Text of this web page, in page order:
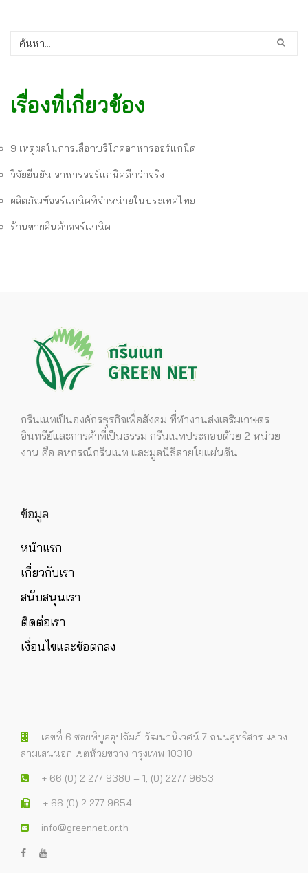
เรื่องที่เกี่ยวข้อง
9 เหตุผลในการเลือกบริโภคอาหารออร์แกนิค
วิจัยยืนยัน อาหารออร์แกนิคดีกว่าจริง
ผลิตภัณฑ์ออร์แกนิคที่จำหน่ายในประเทศไทย
ร้านขายสินค้าออร์แกนิค
กรีนเนทเป็นองค์กรธุรกิจเพื่อสังคม ที่ทำงานส่งเสริมเกษตร
อินทรีย์และการค้าที่เป็นธรรม กรีนเนทประกอบด้วย 2 หน่วย
งาน คือ สหกรณ์กรีนเนท และมูลนิธิสายใยแผ่นดิน
ข้อมูล
หน้าแรก
เกี่ยวกับเรา
สนับสนุนเรา
ติดต่อเรา
เงื่อนไขและข้อตกลง
เลขที่ 6 ซอยพิบูลอุปถัมภ์-วัฒนานิเวศน์ 7 ถนนสุทธิสาร แขวง
สามเสนนอก เขตห้วยขวาง กรุงเทพ 10310
+ 66 (0) 2 277 9380 – 1, (0) 2277 9653
+ 66 (0) 2 277 9654
info@greennet.or.th